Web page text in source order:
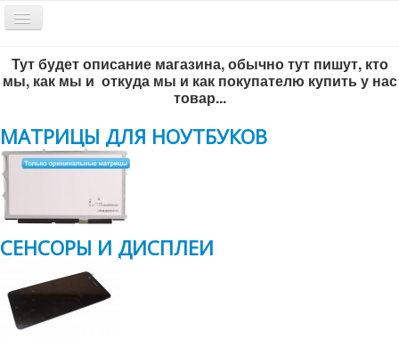
Включить/
выключить
Обратный звонок
Всё по-честному
Тут будет описание магазина, обычно тут пишут, кто
мы, как мы и откуда мы и как покупателю купить у нас
товар...
МАТРИЦЫ ДЛЯ НОУТБУКОВ
СЕНСОРЫ И ДИСПЛЕИ